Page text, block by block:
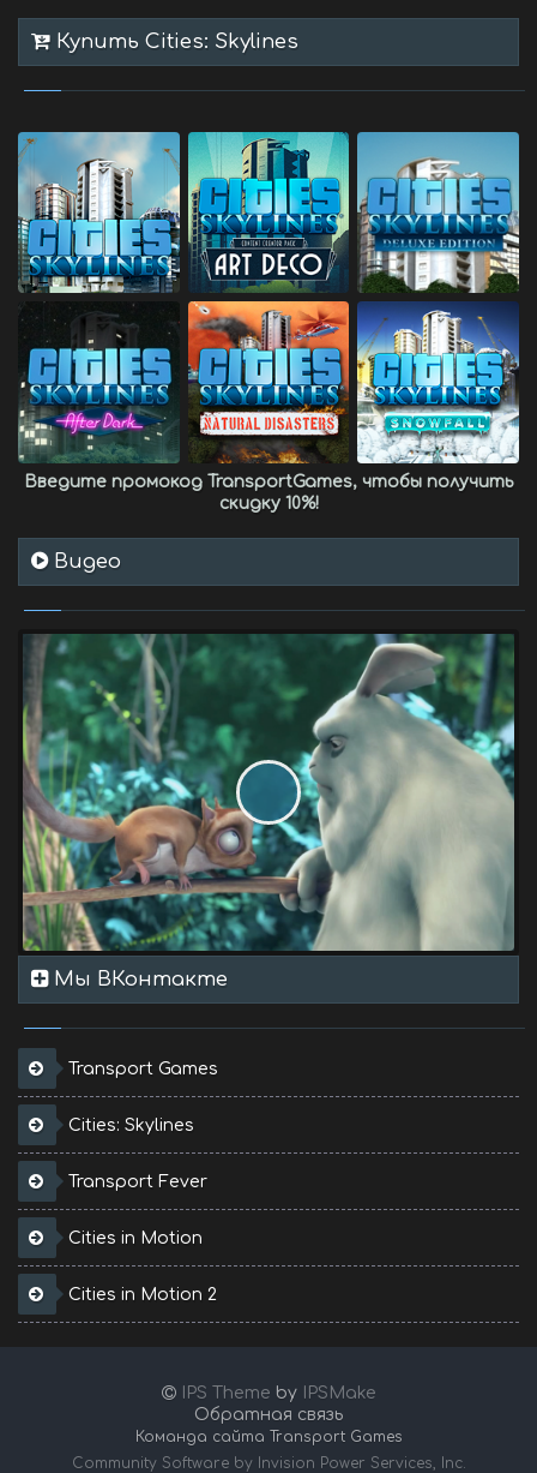
Купить Cities: Skylines
Введите промокод TransportGames, чтобы получить
скидку 10%!
Видео
Мы ВКонтакте
Transport Games
Cities: Skylines
Transport Fever
Cities in Motion
Cities in Motion 2
IPS Theme by
IPSMake
Обратная связь
Команда сайта Transport Games
Community Software by Invision Power Services, Inc.